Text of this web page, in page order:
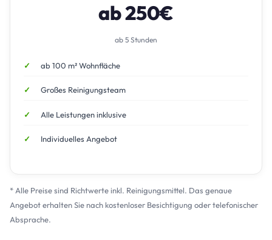
ab 250€
ab 5 Stunden
ab 100 m² Wohnfläche
Großes Reinigungsteam
Alle Leistungen inklusive
Individuelles Angebot
* Alle Preise sind Richtwerte inkl. Reinigungsmittel. Das genaue
Angebot erhalten Sie nach kostenloser Besichtigung oder telefonischer
Absprache.